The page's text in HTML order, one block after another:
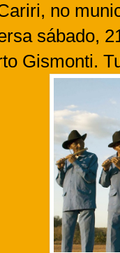
no
sábado,
Gismonti.